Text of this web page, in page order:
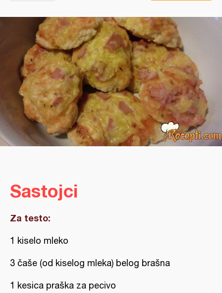
Sastojci
Za testo:
1 kiselo mleko
3 čaše (od kiselog mleka) belog brašna
1 kesica praška za pecivo